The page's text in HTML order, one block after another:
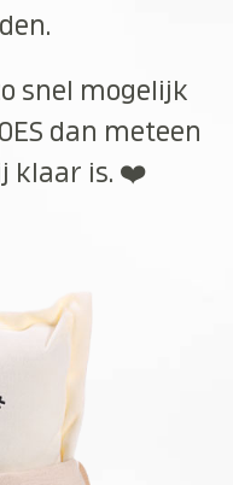
snel mogelijk
dan meteen
klaar is. ❤️